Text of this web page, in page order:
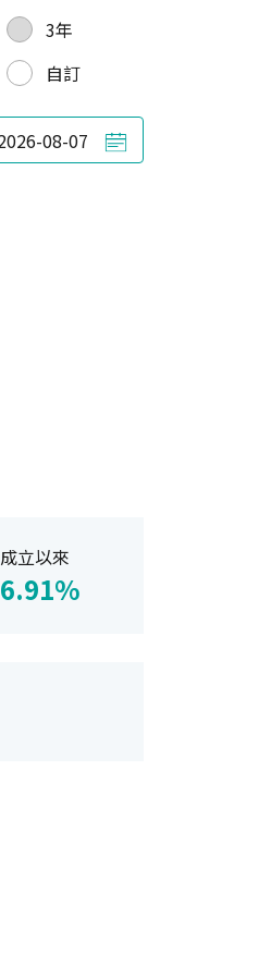
3年
自訂
成立以來
6.91%